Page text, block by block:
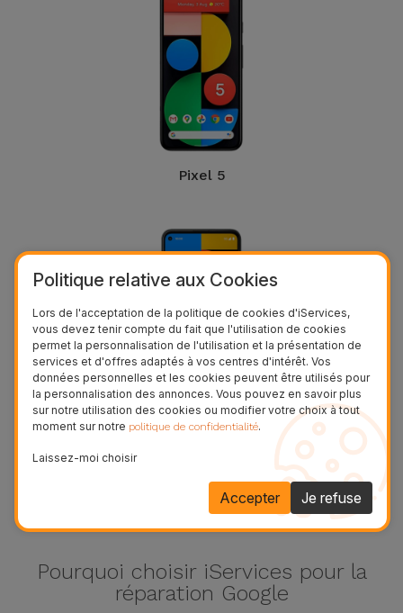
Pixel 5
Pixel 5a
Voir plus
Pourquoi choisir iServices pour la
réparation Google
Politique relative aux Cookies
Lors de l'acceptation de la politique de cookies d'iServices,
vous devez tenir compte du fait que l'utilisation de cookies
permet la personnalisation de l'utilisation et la présentation de
services et d'offres adaptés à vos centres d'intérêt. Vos
données personnelles et les cookies peuvent être utilisés pour
la personnalisation des annonces. Vous pouvez en savoir plus
sur notre utilisation des cookies ou modifier votre choix à tout
moment sur notre politique de confidentialité.
Laissez-moi choisir
Je refuse
Accepter